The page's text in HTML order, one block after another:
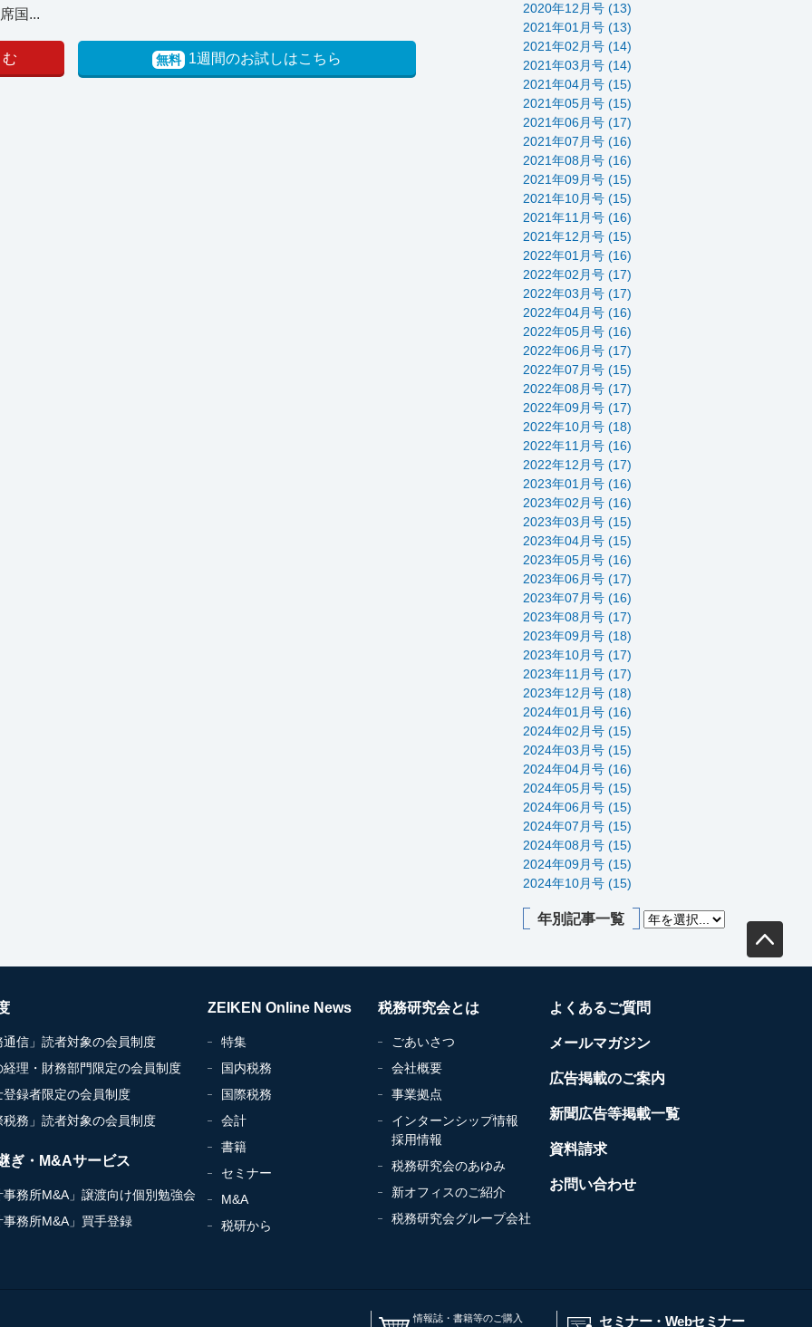
国...
無料 1週間のお試しはこちら
2020年12月号 (13)
2021年01月号 (13)
2021年02月号 (14)
2021年03月号 (14)
2021年04月号 (15)
2021年05月号 (15)
2021年06月号 (17)
2021年07月号 (16)
2021年08月号 (16)
2021年09月号 (15)
2021年10月号 (15)
2021年11月号 (16)
2021年12月号 (15)
2022年01月号 (16)
2022年02月号 (17)
2022年03月号 (17)
2022年04月号 (16)
2022年05月号 (16)
2022年06月号 (17)
2022年07月号 (15)
2022年08月号 (17)
2022年09月号 (17)
2022年10月号 (18)
2022年11月号 (16)
2022年12月号 (17)
2023年01月号 (16)
2023年02月号 (16)
2023年03月号 (15)
2023年04月号 (15)
2023年05月号 (16)
2023年06月号 (17)
2023年07月号 (16)
2023年08月号 (17)
2023年09月号 (18)
2023年10月号 (17)
2023年11月号 (17)
2023年12月号 (18)
2024年01月号 (16)
2024年02月号 (15)
2024年03月号 (15)
2024年04月号 (16)
2024年05月号 (15)
2024年06月号 (15)
2024年07月号 (15)
2024年08月号 (15)
2024年09月号 (15)
2024年10月号 (15)
年別記事一覧
通信」読者対象の会員制度
経理・財務部門限定の会員制度
登録者限定の会員制度
税務」読者対象の会員制度
ぎ・M&Aサービス
事務所M&A」譲渡向け個別勉強会
事務所M&A」買手登録
ZEIKEN Online News
特集
国内税務
国際税務
会計
書籍
セミナー
M&A
税研から
税務研究会とは
ごあいさつ
会社概要
事業拠点
インターンシップ情報
採用情報
税務研究会のあゆみ
新オフィスのご紹介
税務研究会グループ会社
よくあるご質問
メールマガジン
広告掲載のご案内
新聞広告等掲載一覧
資料請求
お問い合わせ
情報誌・書籍等のご購入 セミナー・Webセミナー